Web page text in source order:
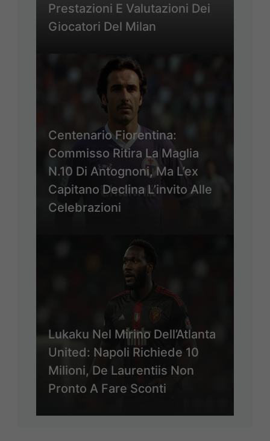
Prestazioni E Valutazioni Dei
Giocatori Del Milan
Centenario Fiorentina:
Commisso Ritira La Maglia
N.10 Di Antognoni, Ma L’ex
Capitano Declina L’invito Alle
Celebrazioni
Lukaku Nel Mirino Dell’Atlanta
United: Napoli Richiede 10
Milioni, De Laurentiis Non
Pronto A Fare Sconti